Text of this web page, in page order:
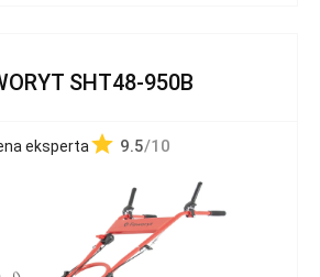
SHT48-950B
eksperta 9.5/10